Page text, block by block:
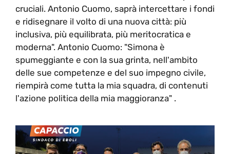
cruciali. Antonio Cuomo, saprà intercettare i fondi
e ridisegnare il volto di una nuova città: più
inclusiva, più equilibrata, più meritocratica e
moderna". Antonio Cuomo: "Simona è
spumeggiante e con la sua grinta, nell'ambito
delle sue competenze e del suo impegno civile,
riempirà come tutta la mia squadra, di contenuti
l'azione politica della mia maggioranza" .